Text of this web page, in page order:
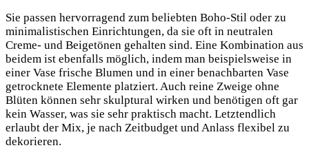
Sie passen hervorragend zum beliebten Boho-Stil oder zu
minimalistischen Einrichtungen, da sie oft in neutralen
Creme- und Beigetönen gehalten sind. Eine Kombination aus
beidem ist ebenfalls möglich, indem man beispielsweise in
einer Vase frische Blumen und in einer benachbarten Vase
getrocknete Elemente platziert. Auch reine Zweige ohne
Blüten können sehr skulptural wirken und benötigen oft gar
kein Wasser, was sie sehr praktisch macht. Letztendlich
erlaubt der Mix, je nach Zeitbudget und Anlass flexibel zu
dekorieren.